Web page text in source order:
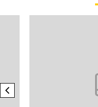
previous element